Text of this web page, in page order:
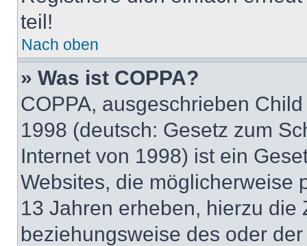
teil!
Nach oben
» Was ist COPPA?
COPPA, ausgeschrieben
1998 (deutsch: Gesetz zum
Internet von 1998) ist ein
Websites, die möglicherweise
13 Jahren erheben, hierzu die
beziehungsweise des oder